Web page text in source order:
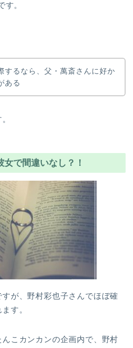
す。
するなら、父・萬斎さんに好か
ある
で間違いなし？！
が、野村彩也子さんでほぼ確
す。
こカンカンの企画内で、野村